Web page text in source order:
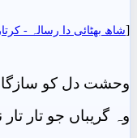
[شاھ بهٹائی دا رسالہ -
وحشت دل کو
وہ گریباں جو تار تار